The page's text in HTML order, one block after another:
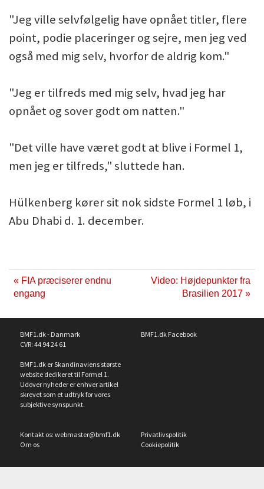
"Jeg ville selvfølgelig have opnået titler, flere
point, podie placeringer og sejre, men jeg ved
også med mig selv, hvorfor de aldrig kom."
"Jeg er tilfreds med mig selv, hvad jeg har
opnået og sover godt om natten."
"Det ville have været godt at blive i Formel 1,
men jeg er tilfreds," sluttede han.
Hülkenberg kører sit nok sidste Formel 1 løb, i
Abu Dhabi d. 1. december.
« FIA præciserer endnu
engang
Video: Højdepunkter fra
Brasilien 2017 »
BMF1.dk - Danmark
CVR: 44 94 24 61
BMF1.dk er Skandinaviens største
website dedikeret til Formel 1.
Udover nyheder er enhver artikel
skrevet som et udtryk for vores
subjektive synspunkt.
BMF1.dk Facebook
Kontakt os: webmaster@bmf1.dk
Om os
Privatlivspolitik
Cookiepolitik